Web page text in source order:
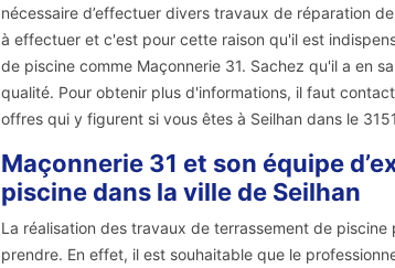
nécessaire d’effectuer divers travaux de réparation
à effectuer et c'est pour cette raison qu'il est
de piscine comme Maçonnerie 31. Sachez qu'il a en
qualité. Pour obtenir plus d'informations, il faut
offres qui y figurent si vous êtes à Seilhan dans le
Maçonnerie 31 et son équipe
piscine dans la ville de Seilhan
La réalisation des travaux de terrassement de
prendre. En effet, il est souhaitable que le